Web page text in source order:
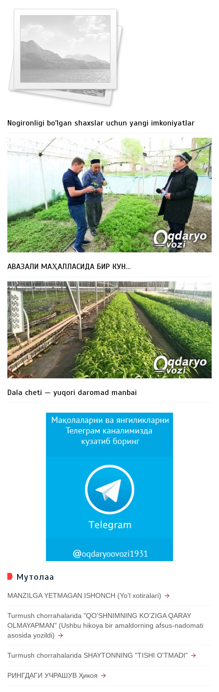
Nogironligi bo'lgan shaxslar uchun yangi imkoniyatlar
АВАЗАЛИ МАҲАЛЛАСИДА БИР КУН…
Dala cheti — yuqori daromad manbai
Мутолаа
MANZILGA YETMAGAN ISHONCH (Yo'l xotiralari)
Turmush chorrahalarida "QO'SHNIMNING KO'ZIGA QARAY
OLMAYAPMAN" (Ushbu hikoya bir amaldorning afsus-nadomati
asosida yozildi)
Turmush chorrahalarida SHAYTONNING "TISHI O'TMADI"
РИНГДАГИ УЧРАШУВ Ҳикоя